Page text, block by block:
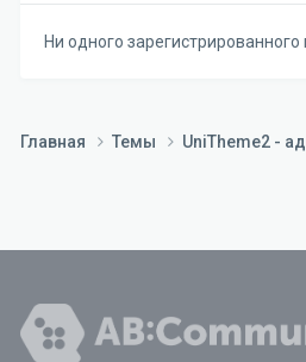
Ни одного
Главная Темы UniTheme2 -